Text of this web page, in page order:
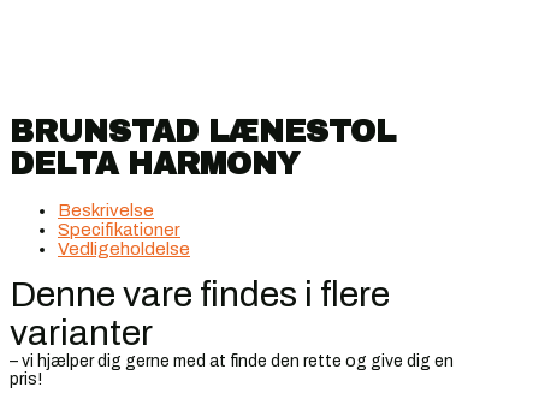
BRUNSTAD LÆNESTOL
DELTA HARMONY
Beskrivelse
Specifikationer
Vedligeholdelse
Denne vare findes i flere
varianter
– vi hjælper dig gerne med at finde den rette og give dig en
pris!